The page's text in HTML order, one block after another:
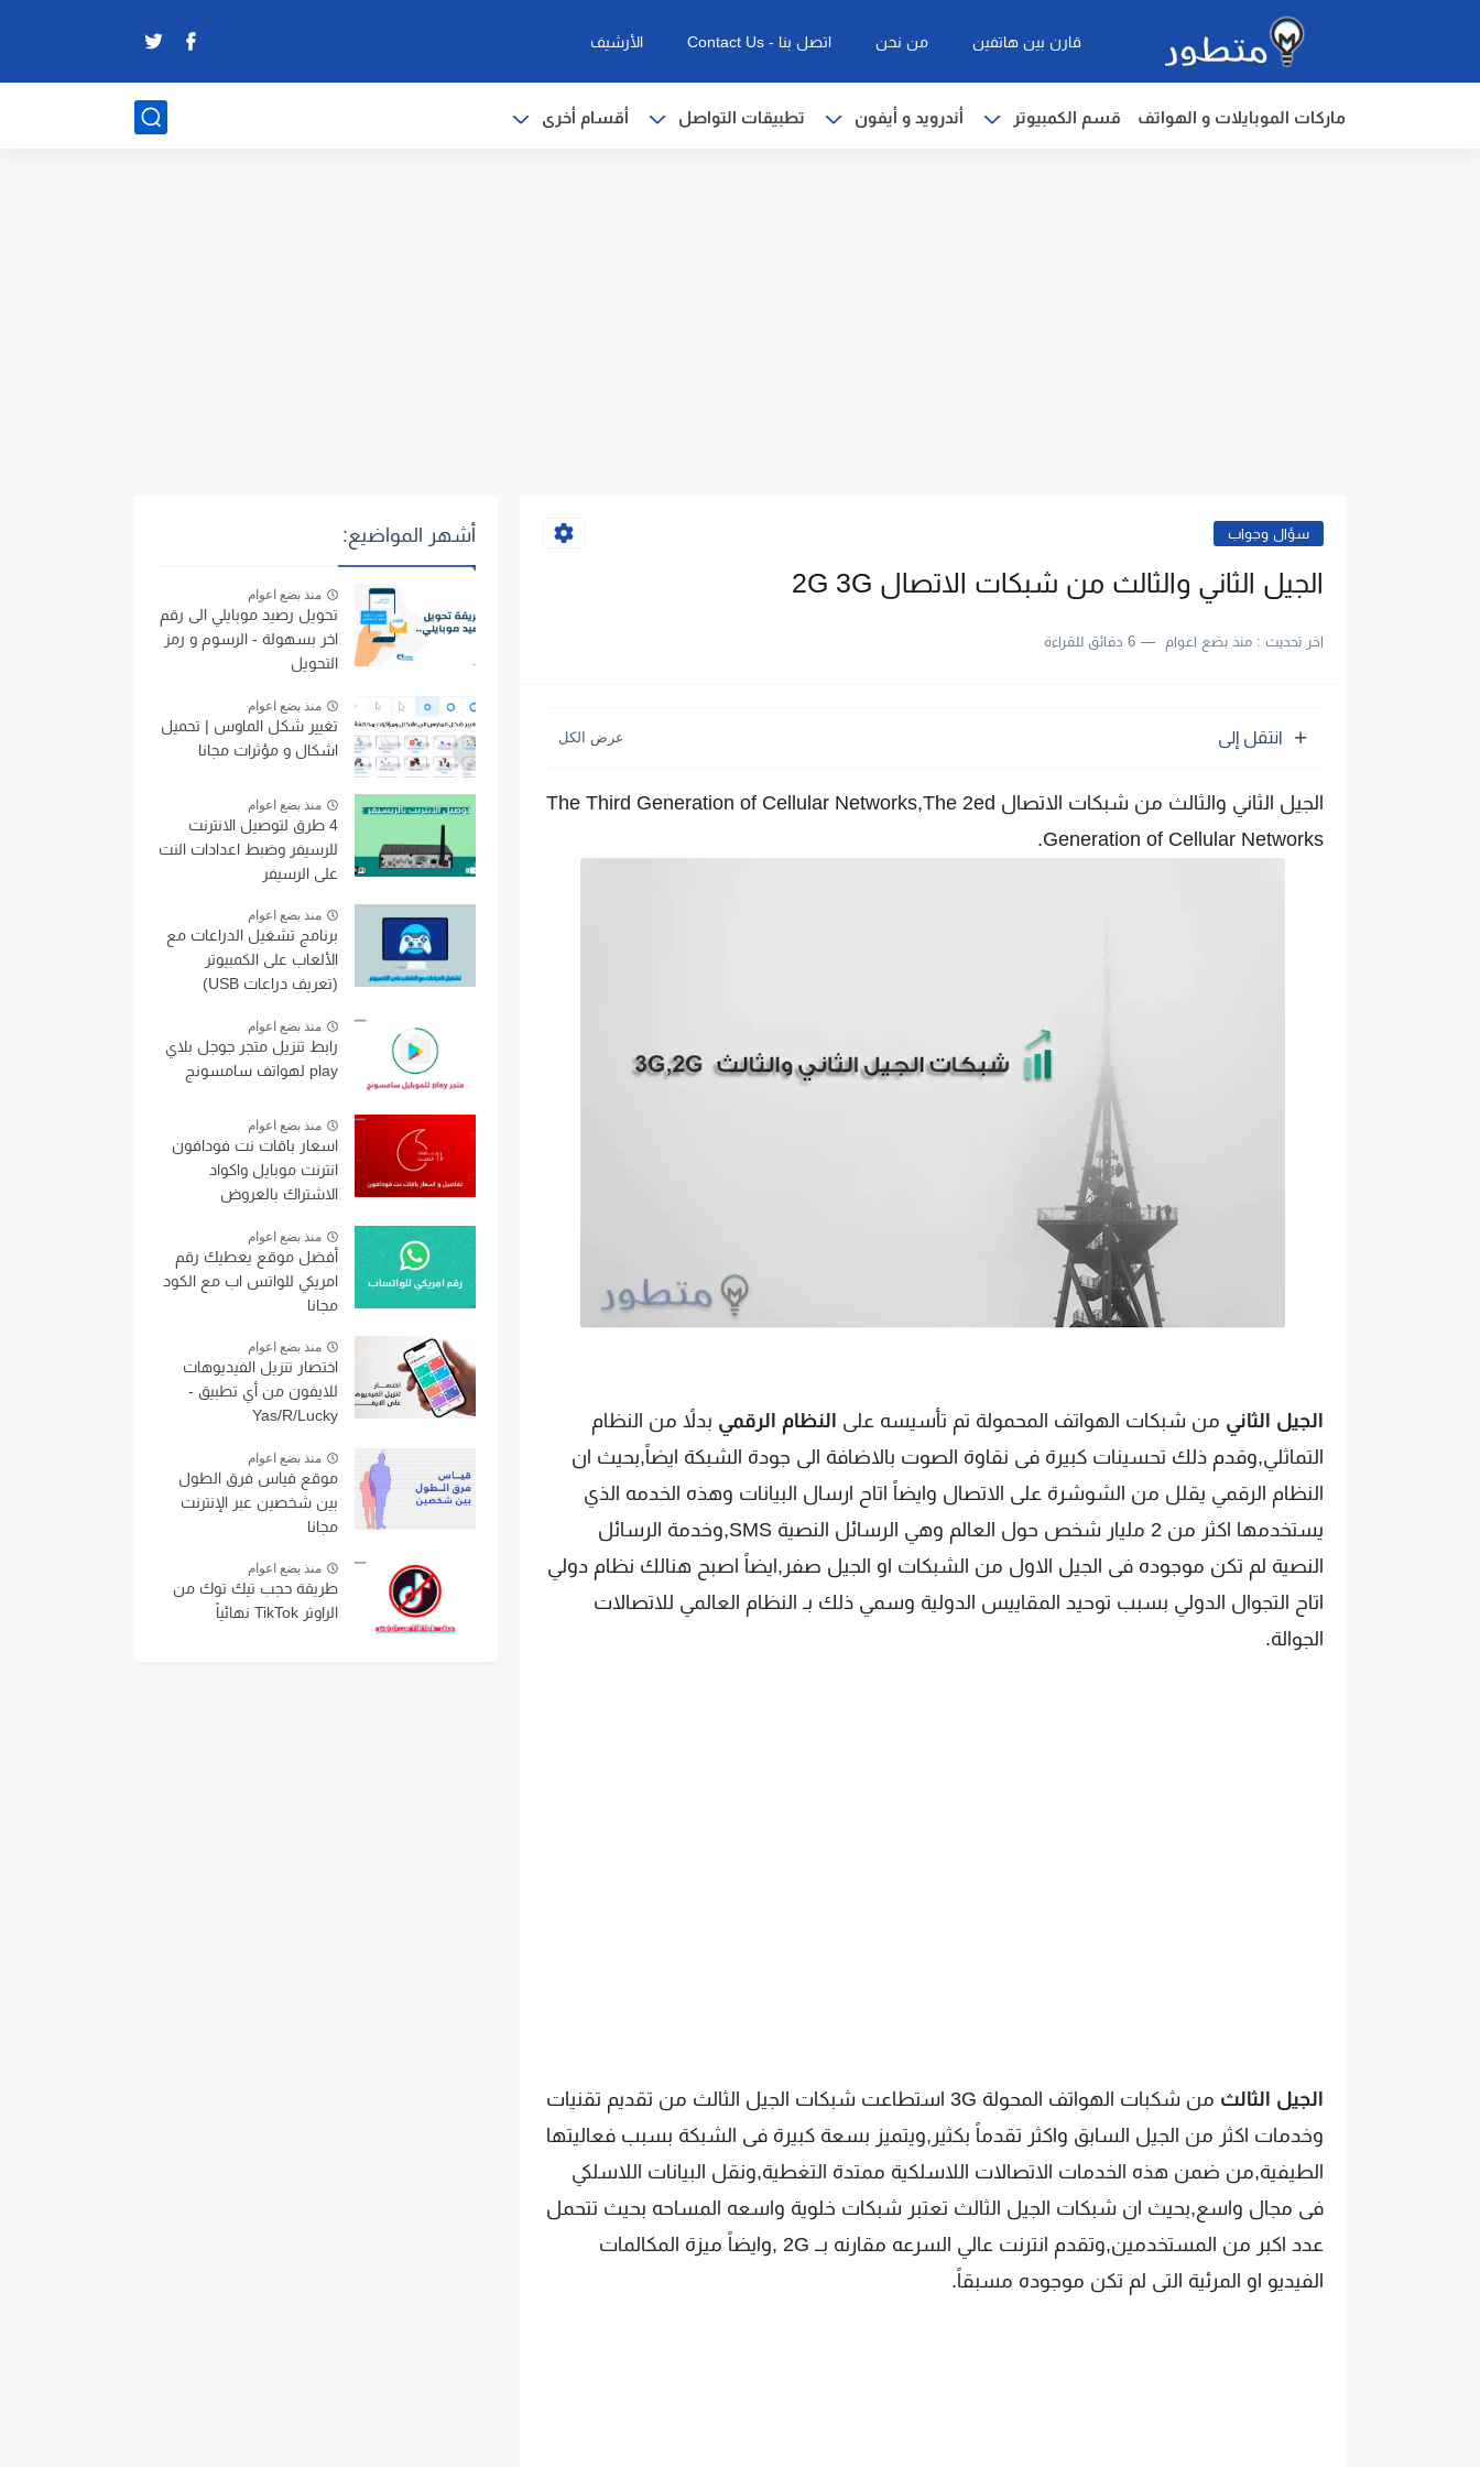
قارن بين هاتفين من نحن اتصل بنا - Contact Us الأرشيف
ماركات الموبايلات و الهواتف قسم الكمبيوتر أندرويد و أيفون تطبيقات التواصل أقسام أخرى
سؤال وجواب
الجيل الثاني والثالث من شبكات الاتصال 2G 3G
اخر تحديث : منذ بضع اعوام 6 دقائق للقراءة
انتقل إلى
الجيل الثاني والثالث من شبكات الاتصال The Third Generation of Cellular Networks,The 2ed
Generation of Cellular Networks.
الجيل الثاني من شبكات الهواتف المحمولة تم تأسيسه على النظام الرقمي بدلاً من النظام
التماثلي,وقدم ذلك تحسينات كبيرة فى نقاوة الصوت بالاضافة الى جودة الشبكة ايضاً,بحيث ان
النظام الرقمي يقلل من الشوشرة على الاتصال وايضاً اتاح ارسال البيانات وهذه الخدمه الذي
يستخدمها اكثر من 2 مليار شخص حول العالم وهي الرسائل النصية SMS,وخدمة الرسائل
النصية لم تكن موجوده فى الجيل الاول من الشبكات او الجيل صفر,ايضاً اصبح هنالك نظام دولي
اتاح التجوال الدولي بسبب توحيد المقاييس الدولية وسمي ذلك بـ النظام العالمي للاتصالات
الجوالة.
الجيل الثالث
من شكبات الهواتف المحولة 3G استطاعت شبكات الجيل الثالث من تقديم تقنيات
وخدمات اكثر من الجيل السابق واكثر تقدماً بكثير,ويتميز بسعة كبيرة فى الشبكة بسبب فعاليتها
الطيفية,من ضمن هذه الخدمات الاتصالات اللاسلكية ممتدة التغطية,ونقل البيانات اللاسلكي
فى مجال واسع,بحيث ان شبكات الجيل الثالث تعتبر شبكات خلوية واسعه المساحه بحيث تتحمل
عدد اكبر من المستخدمين,وتقدم انترنت عالي السرعه مقارنه بــ 2G ,وايضاً ميزة المكالمات
الفيديو او المرئية التى لم تكن موجوده مسبقاً.
أشهر المواضيع:
منذ بضع اعوام
تحويل رصيد موبايلي الى رقم
اخر بسهولة - الرسوم و رمز
التحويل
منذ بضع اعوام
تغيير شكل الماوس | تحميل
اشكال و مؤثرات مجانا
منذ بضع اعوام
4 طرق لتوصيل الانترنت
للرسيفر وضبط اعدادات النت
على الرسيفر
منذ بضع اعوام
برنامج تشغيل الدراعات مع
الألعاب على الكمبيوتر
(تعريف دراعات USB)
منذ بضع اعوام
رابط تنزيل متجر جوجل بلاي
play لهواتف سامسونج
منذ بضع اعوام
اسعار باقات نت فودافون
انترنت موبايل واكواد
الاشتراك بالعروض
منذ بضع اعوام
أفضل موقع يعطيك رقم
امريكي للواتس اب مع الكود
مجانا
منذ بضع اعوام
اختصار تنزيل الفيديوهات
للايفون من أي تطبيق -
Yas/R/Lucky
منذ بضع اعوام
موقع قياس فرق الطول
بين شخصين عبر الإنترنت
مجانا
منذ بضع اعوام
طريقة حجب تيك توك من
الراوتر TikTok نهائياً